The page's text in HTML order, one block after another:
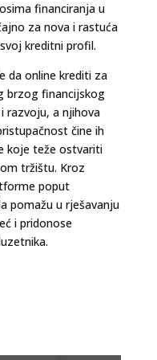
financiranja u
za nova i rastuća
kreditni profil.
da online krediti za
brzog financijskog
razvoju, a njihova
čine ih
koje teže ostvariti
tržištu. Kroz
poput
pomažu u rješavanju
i pridonose